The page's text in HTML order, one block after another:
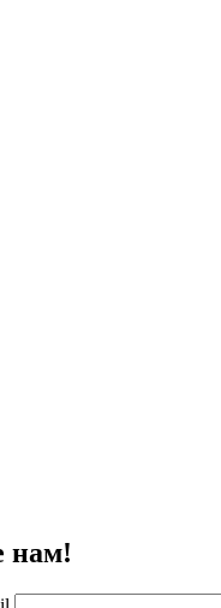
нам!